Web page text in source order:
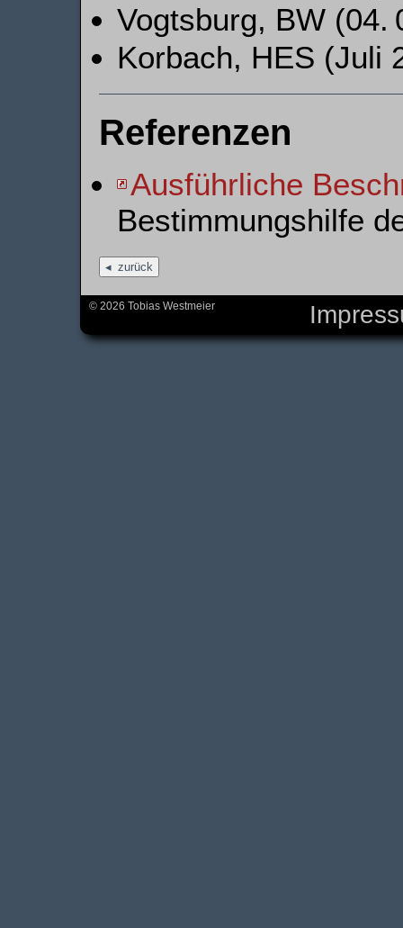
Vogtsburg, BW (04.
Korbach, HES (Juli
Referenzen
Ausführliche
Bestimmungshilfe
zurück
© 2026 Tobias Westmeier